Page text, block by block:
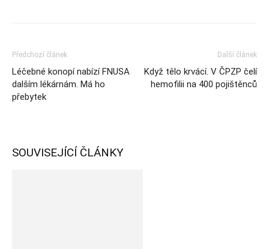
Předchozí článek
Léčebné konopí nabízí FNUSA
dalším lékárnám. Má ho
přebytek
Další článek
Když tělo krvácí. V ČPZP čelí
hemofilii na 400 pojištěnců
SOUVISEJÍCÍ ČLÁNKY